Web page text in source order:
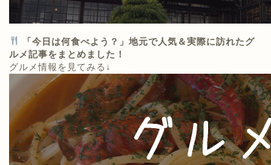
「今日は何食べよう？」地元で人気＆実際に訪れたグ
ルメ記事をまとめました！
グルメ情報を見てみる↓